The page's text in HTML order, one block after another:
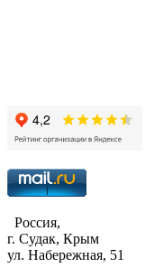
Россия,
г. Судак, Крым
ул. Набережная, 51